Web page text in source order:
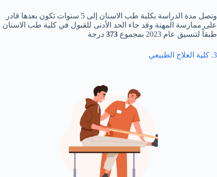
وتصل مدة الدراسة بكلية طب الاسنان إلى 5 سنوات تكون بعدها قادر
على ممارسة المهنة وقد جاء الحد الأدنى للقبول في كلية طب الاسنان
طبقاً لتنسيق عام 2023 بمجموع
373 درجة
3. كلية العلاج الطبيعي